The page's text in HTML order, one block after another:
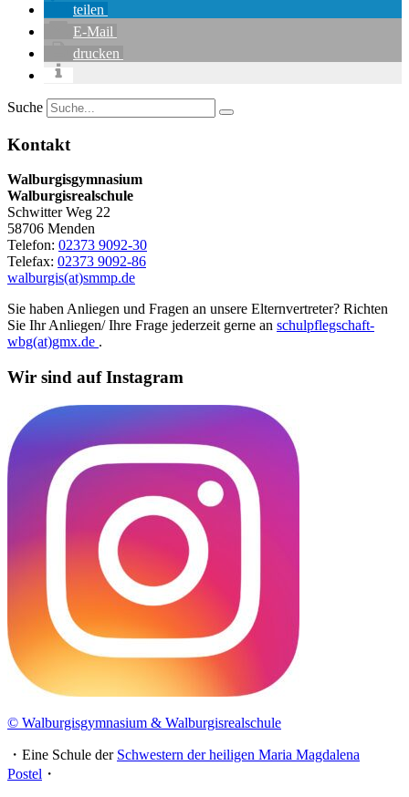
teilen
E-Mail
drucken
Suche
Kontakt
Walburgisgymnasium
Walburgisrealschule
Schwitter Weg 22
58706 Menden
Telefon: 02373 9092-30
Telefax: 02373 9092-86
walburgis(at)smmp.de
Sie haben Anliegen und Fragen an unsere Elternvertreter? Richten
Sie Ihr Anliegen/ Ihre Frage jederzeit gerne an schulpflegschaft-
wbg(at)gmx.de .
Wir sind auf Instagram
© Walburgisgymnasium & Walburgisrealschule
・Eine Schule der Schwestern der heiligen Maria Magdalena
Postel ・